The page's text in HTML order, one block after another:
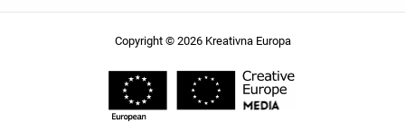
Copyright © 2026 Kreativna Europa